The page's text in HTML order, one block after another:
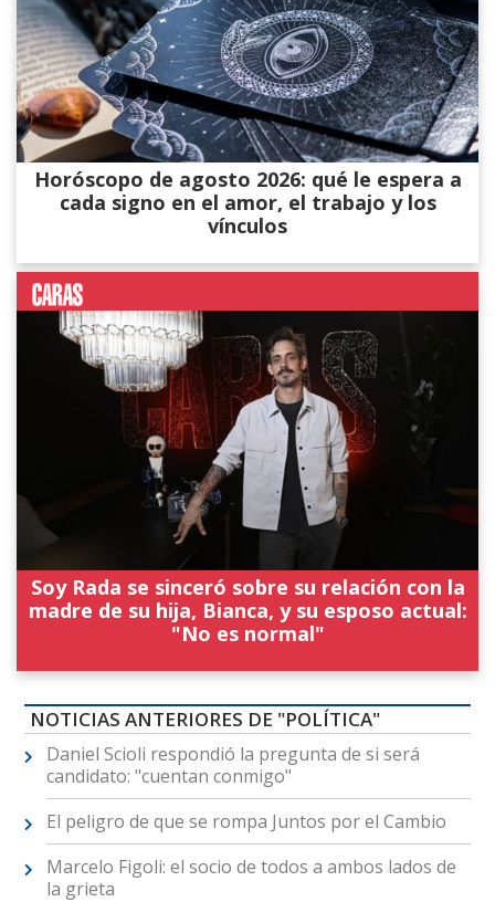
Horóscopo de agosto 2026: qué le espera a
cada signo en el amor, el trabajo y los
vínculos
Soy Rada se sinceró sobre su relación con la
madre de su hija, Bianca, y su esposo actual:
"No es normal"
NOTICIAS ANTERIORES DE "POLÍTICA"
Daniel Scioli respondió la pregunta de si será
candidato: "cuentan conmigo"
El peligro de que se rompa Juntos por el Cambio
Marcelo Figoli: el socio de todos a ambos lados de
la grieta